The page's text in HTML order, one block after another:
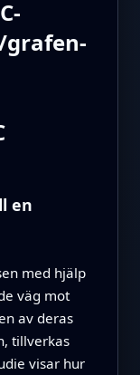
grafen-
en
med hjälp
väg mot
av deras
tillverkas
visar hur